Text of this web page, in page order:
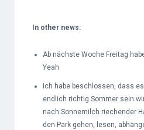
In other news:
Ab nächste Woche Freitag
Yeah
ich habe beschlossen, dass
endlich richtig Sommer sein
nach Sonnemilch riechender
den Park gehen, lesen,